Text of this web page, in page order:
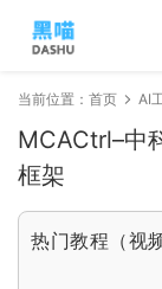
当前位置： 首页 AI
MCACtrl–中
框架
热门教程（视频